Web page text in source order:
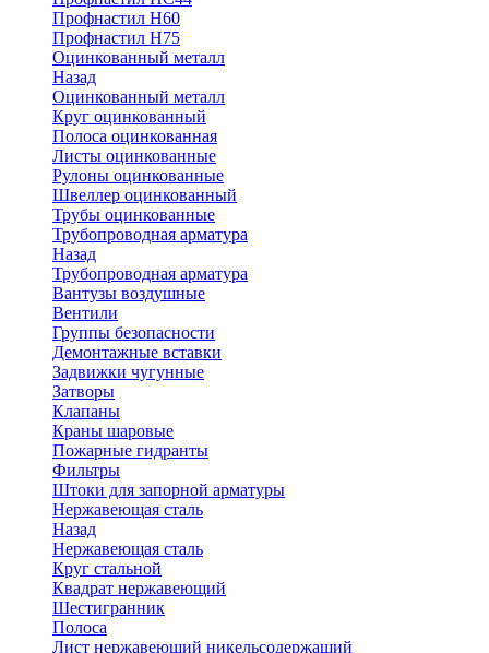
Профнастил Н60
Профнастил Н75
Оцинкованный металл
Назад
Оцинкованный металл
Круг оцинкованный
Полоса оцинкованная
Листы оцинкованные
Рулоны оцинкованные
Швеллер оцинкованный
Трубы оцинкованные
Трубопроводная арматура
Назад
Трубопроводная арматура
Вантузы воздушные
Вентили
Группы безопасности
Демонтажные вставки
Задвижки чугунные
Затворы
Клапаны
Краны шаровые
Пожарные гидранты
Фильтры
Штоки для запорной арматуры
Нержавеющая сталь
Назад
Нержавеющая сталь
Круг стальной
Квадрат нержавеющий
Шестигранник
Полоса
Лист нержавеющий никельсодержащий